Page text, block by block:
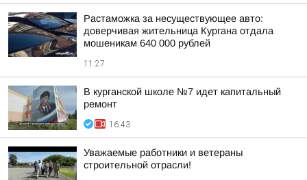
Растаможка за несуществующее авто:
доверчивая жительница Кургана отдала
мошеникам 640 000 рублей
11:27
В курганской школе №7 идет капитальный
ремонт
16:43
Уважаемые работники и ветераны
строительной отрасли!